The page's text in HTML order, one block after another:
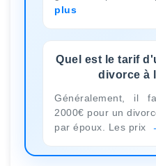
plus
Quel est le tarif
divorce à
Généralement, il
2000€ pour un
par époux. Les prix